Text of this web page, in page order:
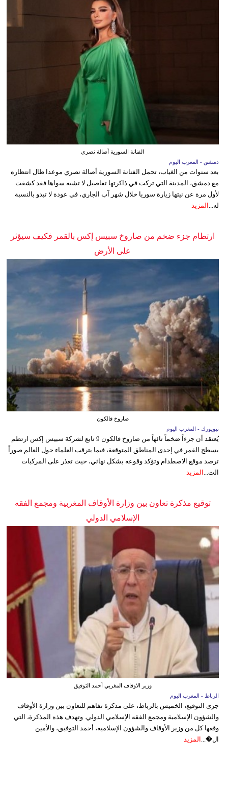
الفنانة السورية أصالة نصري
دمشق - المغرب اليوم
بعد سنوات من الغياب، تحمل الفنانة السورية أصالة نصري موعدا طال انتظاره
مع دمشق، المدينة التي تركت في ذاكرتها تفاصيل لا تشبه سواها.فقد كشفت
لأول مرة عن نيتها زيارة سوريا خلال شهر آب الجاري، في عودة لا تبدو بالنسبة
له... المزيد
ارتطام جزء ضخم من صاروخ سبيس إكس بالقمر فكيف سيؤثر
على الأرض
صاروخ فالكون
نيويورك - المغرب اليوم
يُعتقد أن جزءاً ضخماً تائهاً من صاروخ فالكون 9 تابع لشركة سبيس إكس ارتطم
بسطح القمر في إحدى المناطق المتوقعة، فيما يترقب العلماء حول العالم صوراً
ترصد موقع الاصطدام وتؤكد وقوعه بشكل نهائي، حيث تعذر على المركبات
الت...
المزيد
توقيع مذكرة تعاون بين وزارة الأوقاف المغربية ومجمع الفقه
الإسلامي الدولي
وزير الاوقاف المغربي أحمد التوفيق
الرباط - المغرب اليوم
جرى التوقيع، الخميس بالرباط، على مذكرة تفاهم للتعاون بين وزارة الأوقاف
والشؤون الإسلامية ومجمع الفقه الإسلامي الدولي. وتهدف هذه المذكرة، التي
وقعها كل من وزير الأوقاف والشؤون الإسلامية، أحمد التوفيق، والأمين
ال�... المزيد